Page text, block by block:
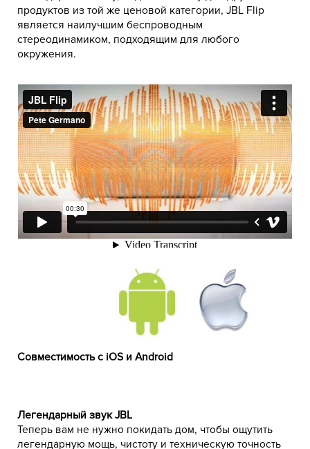
продуктов из той же ценовой категории, JBL Flip
является наилучшим беспроводным
стереодинамиком, подходящим для любого
окружения.
Совместимость с iOS и Android
Легендарный звук JBL
Теперь вам не нужно покидать дом, чтобы ощутить
легендарную мощь, чистоту и техническую точность